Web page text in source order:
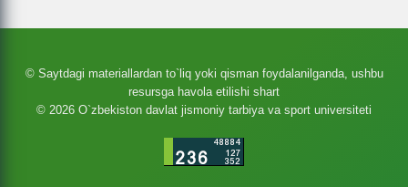
© Saytdagi materiallardan to`liq yoki qisman foydalanilganda, ushbu
resursga havola etilishi shart
© 2026 O`zbekiston davlat jismoniy tarbiya va sport universiteti